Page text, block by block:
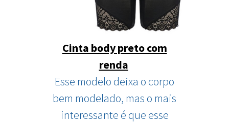
Cinta body preto com
renda
Esse modelo deixa o corpo
bem modelado, mas o mais
interessante é que esse